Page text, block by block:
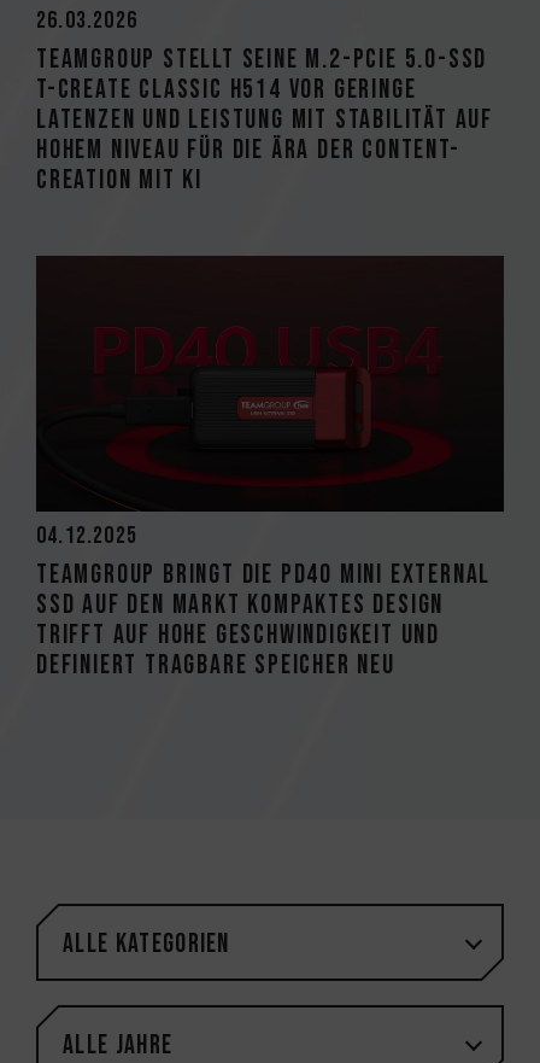
26.03.2026
TEAMGROUP stellt seine M.2-PCIe 5.0-SSD
T-CREATE CLASSIC H514 vor Geringe
Latenzen und Leistung mit Stabilität auf
hohem Niveau für die Ära der Content-
Creation mit KI
04.12.2025
TEAMGROUP bringt die PD40 Mini External
SSD auf den Markt Kompaktes Design
trifft auf hohe Geschwindigkeit und
definiert tragbare Speicher neu
Alle Kategorien
Alle Jahre